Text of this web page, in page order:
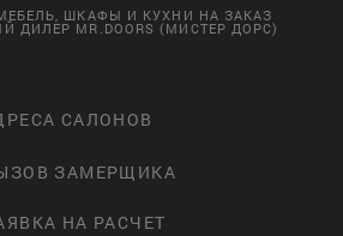
ШКАФЫ И КУХНИ НА ЗАКАЗ
ДИЛЕР MR.DOORS (МИСТЕР ДОРС)
САЛОНОВ
ЗАМЕРЩИКА
НА РАСЧЕТ